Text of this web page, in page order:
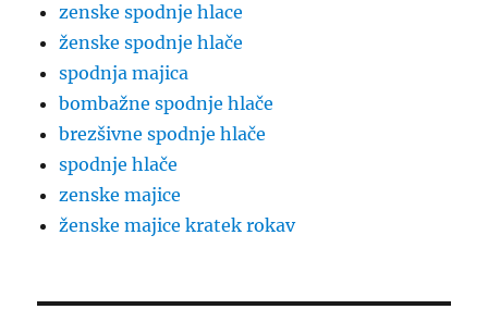
zenske spodnje hlace
ženske spodnje hlače
spodnja majica
bombažne spodnje hlače
brezšivne spodnje hlače
spodnje hlače
zenske majice
ženske majice kratek rokav